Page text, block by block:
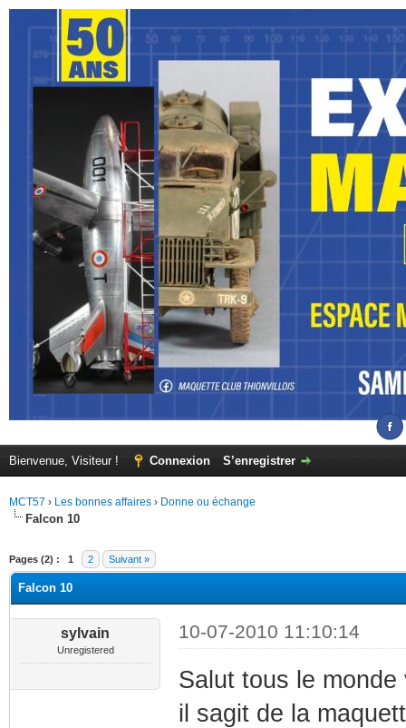
Bienvenue, Visiteur ! Connexion S’enregistrer
MCT57 › Les bonnes affaires › Donne ou échange
Falcon 10
Pages (2) : 1 2 Suivant »
Falcon 10
sylvain
Unregistered
10-07-2010 11:10:14
Salut tous le
il sagit de la